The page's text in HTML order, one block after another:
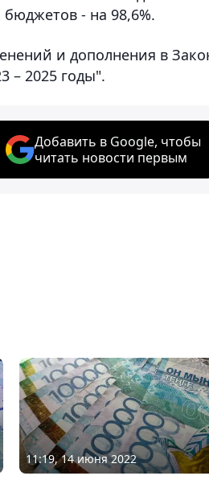
- на 98,6%.
и дополнения в
– 2025 годы".
Добавить в Google, чтобы
читать новости первым
11:19, 14 июня 2022